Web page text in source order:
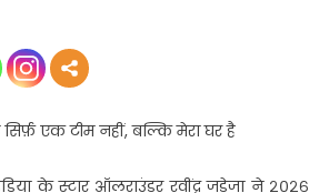
एक टीम नहीं, बल्कि मेरा घर है
के स्टार ऑलराउंडर रवींद्र जडेजा ने २०२६